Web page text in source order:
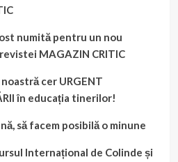
numită pentru un nou
MAGAZIN CRITIC
cer URGENT
în educația tinerilor!
să facem posibilă o minune
Internațional de Colinde și